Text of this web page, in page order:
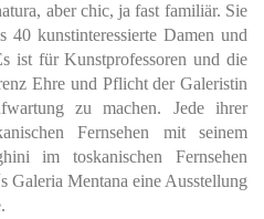
aber chic, ja fast familiär. Sie
40 kunstinteressierte Damen und
ist für Kunstprofessoren und die
Ehre und Pflicht der Galeristin
zu machen. Jede ihrer
Fernsehen mit seinem
im toskanischen Fernsehen
Galeria Mentana eine Ausstellung